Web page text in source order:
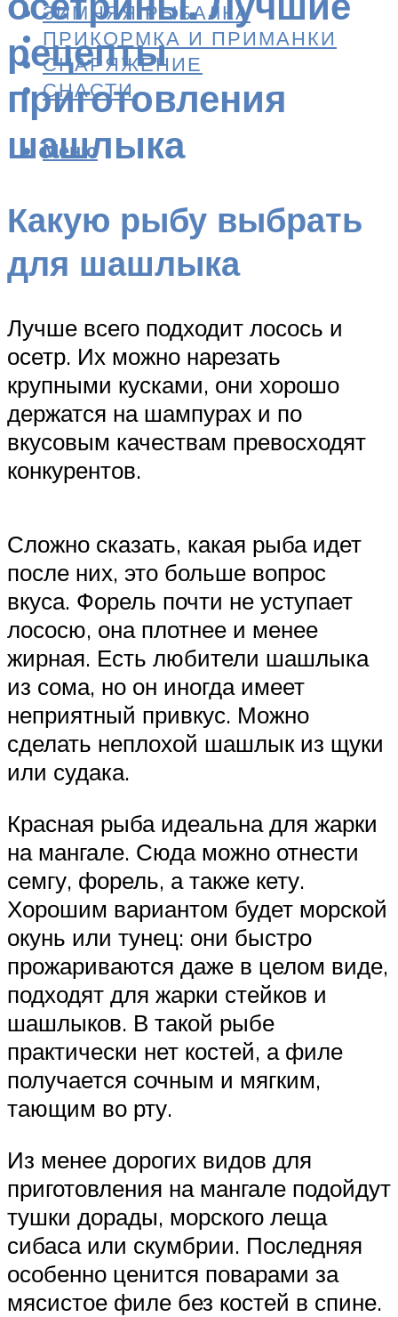
ЗИМНЯЯ РЫБАЛКА
ПРИКОРМКА И ПРИМАНКИ
СНАРЯЖЕНИЕ
СНАСТИ
Меню
рецепты
приготовления
шашлыка
Какую рыбу выбрать
для шашлыка
Лучше всего подходит лосось и
осетр. Их можно нарезать
крупными кусками, они хорошо
держатся на шампурах и по
вкусовым качествам превосходят
конкурентов.
Сложно сказать, какая рыба идет
после них, это больше вопрос
вкуса. Форель почти не уступает
лососю, она плотнее и менее
жирная. Есть любители шашлыка
из сома, но он иногда имеет
неприятный привкус. Можно
сделать неплохой шашлык из щуки
или судака.
Красная рыба идеальна для жарки
на мангале. Сюда можно отнести
семгу, форель, а также кету.
Хорошим вариантом будет морской
окунь или тунец: они быстро
прожариваются даже в целом виде,
подходят для жарки стейков и
шашлыков. В такой рыбе
практически нет костей, а филе
получается сочным и мягким,
тающим во рту.
Из менее дорогих видов для
приготовления на мангале подойдут
тушки дорады, морского леща
сибаса или скумбрии. Последняя
особенно ценится поварами за
мясистое филе без костей в спине.